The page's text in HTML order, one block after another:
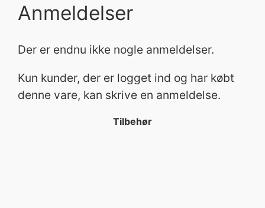
n
a
Anmeldelser
Der er endnu ikke nogle anmeldelser.
Kun kunder, der er logget ind og har købt
denne vare, kan skrive en anmeldelse.
Tilbehør